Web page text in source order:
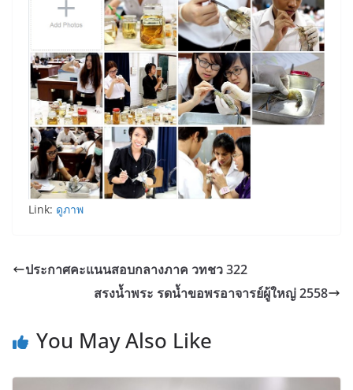
Link: ดูภาพ
ประกาศคะแนนสอบกลางภาค วทชว 322
สรงน้ำพระ รดน้ำขอพรอาจารย์ผู้ใหญ่ 2558
You May Also Like